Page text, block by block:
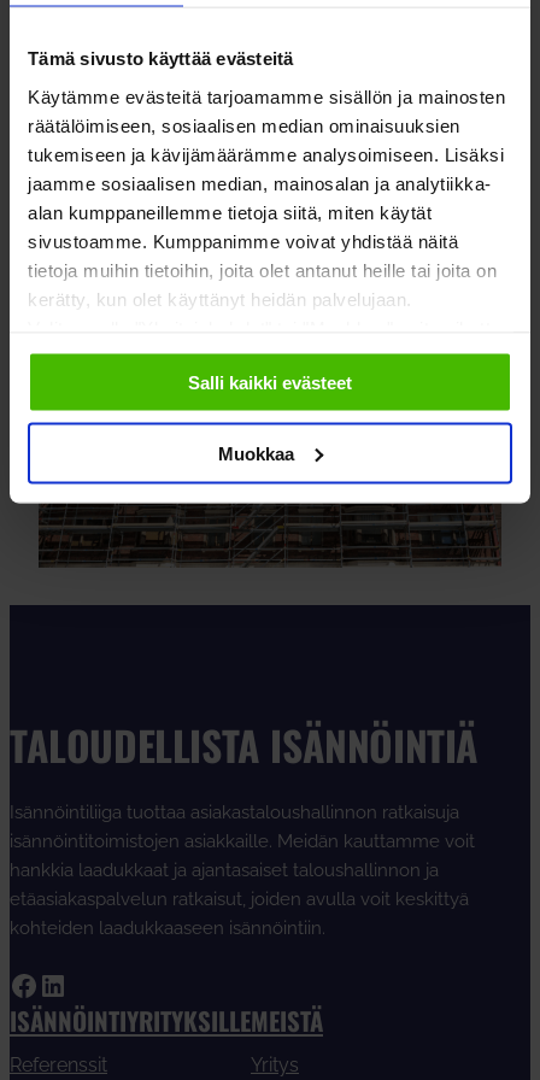
Tämä sivusto käyttää evästeitä
Käytämme evästeitä tarjoamamme sisällön ja mainosten
räätälöimiseen, sosiaalisen median ominaisuuksien
tukemiseen ja kävijämäärämme analysoimiseen. Lisäksi
jaamme sosiaalisen median, mainosalan ja analytiikka-
alan kumppaneillemme tietoja siitä, miten käytät
sivustoamme. Kumppanimme voivat yhdistää näitä
tietoja muihin tietoihin, joita olet antanut heille tai joita on
kerätty, kun olet käyttänyt heidän palvelujaan.
sallimiisi evästeisiin.
Salli kaikki evästeet
Muokkaa
kalliiksi, jos korjaamiseen tarvittava
ajassa pitäisi rahoittaa laajoja peruskorjauksia.
Toisaalta myös pienten korjausten
tekeminen ilman…
LUE LISÄÄ
TALOUDELLISTA ISÄNNÖINTIÄ
Isännöintiliiga tuottaa asiakastaloushallinnon ratkaisuja
isännöintitoimistojen asiakkaille. Meidän kauttamme voit
hankkia laadukkaat ja ajantasaiset taloushallinnon ja
etäasiakaspalvelun ratkaisut, joiden avulla voit keskittyä
kohteiden laadukkaaseen isännöintiin.
Facebook LinkedIn
ISÄNNÖINTIYRITYKSILLE
Referenssit
MEISTÄ
Yritys